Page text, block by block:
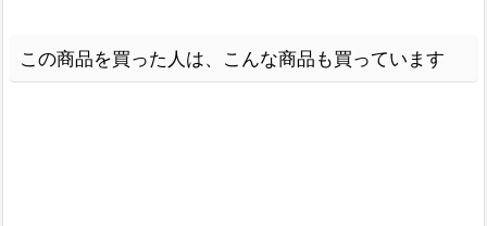
この商品を買った人は、こんな商品も買っています